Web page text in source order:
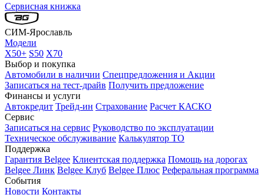
Сервисная книжка
СИМ-Ярославль
Модели
X50+ S50 X70
Выбор и покупка
Автомобили в наличии Спецпредложения и Акции
Записаться на тест-драйв Получить предложение
Финансы и услуги
Автокредит Трейд-ин Страхование Расчет КАСКО
Сервис
Записаться на сервис Руководство по эксплуатации
Техническое обслуживание Калькулятор ТО
Поддержка
Гарантия Belgee Клиентская поддержка Помощь на дорогах
Belgee Линк Belgee Клуб Belgee Плюс Реферальная программа
События
Новости Контакты